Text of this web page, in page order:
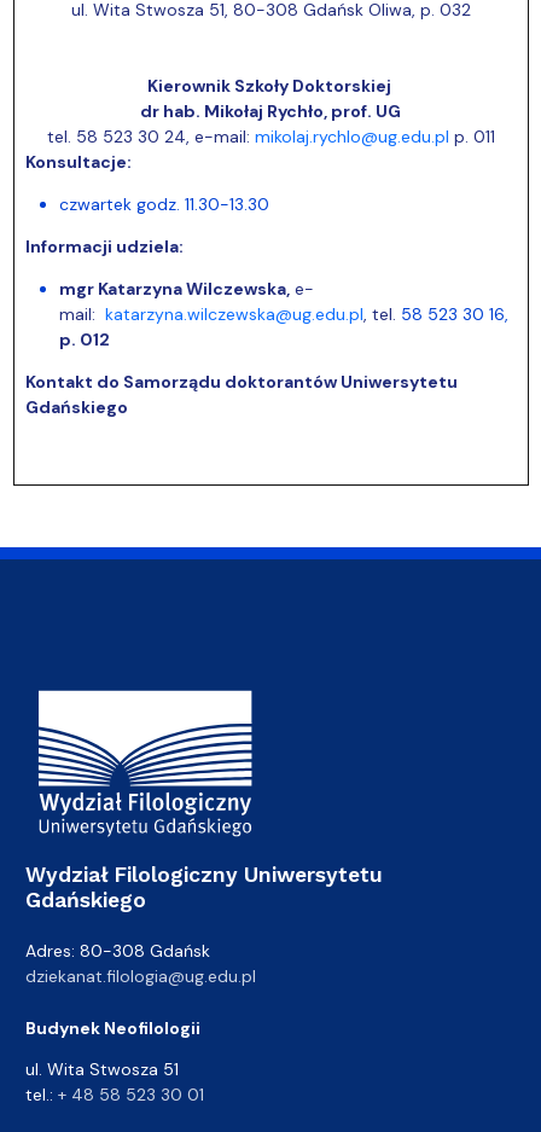
ul. Wita Stwosza 51, 80-308 Gdańsk Oliwa, p. 032
Kierownik Szkoły Doktorskiej
dr hab. Mikołaj Rychło, prof. UG
tel. 58 523 30 24, e-mail: mikolaj.rychlo@ug.edu.pl p. 011
Konsultacje:
czwartek godz. 11.30-13.30
Informacji udziela:
mgr Katarzyna Wilczewska, e-
mail: katarzyna.wilczewska@ug.edu.pl , tel. 58 523 30 16,
p. 012
Kontakt do Samorządu doktorantów Uniwersytetu
Gdańskiego
Adres Wydziału
Wydział Filologiczny Uniwersytetu
Gdańskiego
Adres: 80-308 Gdańsk
dziekanat.filologia@ug.edu.pl
Budynek Neofilologii
ul. Wita Stwosza 51
tel.: + 48 58 523 30 01